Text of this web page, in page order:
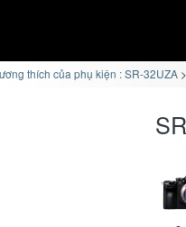
thích của phụ kiện : SR-32UZA